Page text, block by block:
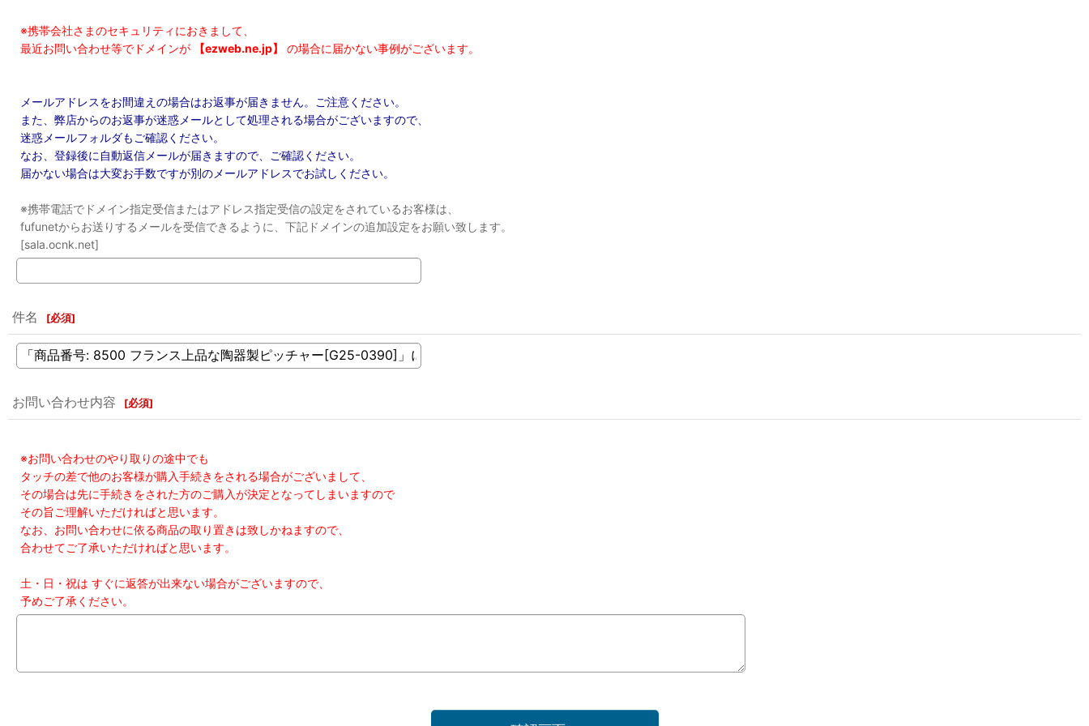
※携帯会社さまのセキュリティにおきまして、
最近お問い合わせ等でドメインが
【ezweb.ne.jp】 の場合に届かない事例がございます。
メールアドレスをお間違えの場合はお返事が届きません。ご注意ください。
また、弊店からのお返事が迷惑メールとして処理される場合がございますので、
迷惑メールフォルダもご確認ください。
なお、登録後に自動返信メールが届きますので、ご確認ください。
届かない場合は大変お手数ですが別のメールアドレスでお試しください。
※携帯電話でドメイン指定受信またはアドレス指定受信の設定をされているお客様は、
fufunetからお送りするメールを受信できるように、下記ドメインの追加設定をお願い致します。
[sala.ocnk.net]
件名 [必須]
お問い合わせ内容 [必須]
※お問い合わせのやり取りの途中でも
タッチの差で他のお客様が購入手続きをされる場合がございまして、
その場合は先に手続きをされた方のご購入が決定となってしまいますので
その旨ご理解いただければと思います。
なお、お問い合わせに依る商品の取り置きは致しかねますので、
合わせてご了承いただければと思います。
土・日・祝は すぐに返答が出来ない場合がございますので、
予めご了承ください。